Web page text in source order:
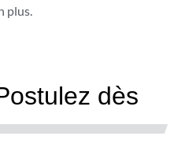
plus.
dès